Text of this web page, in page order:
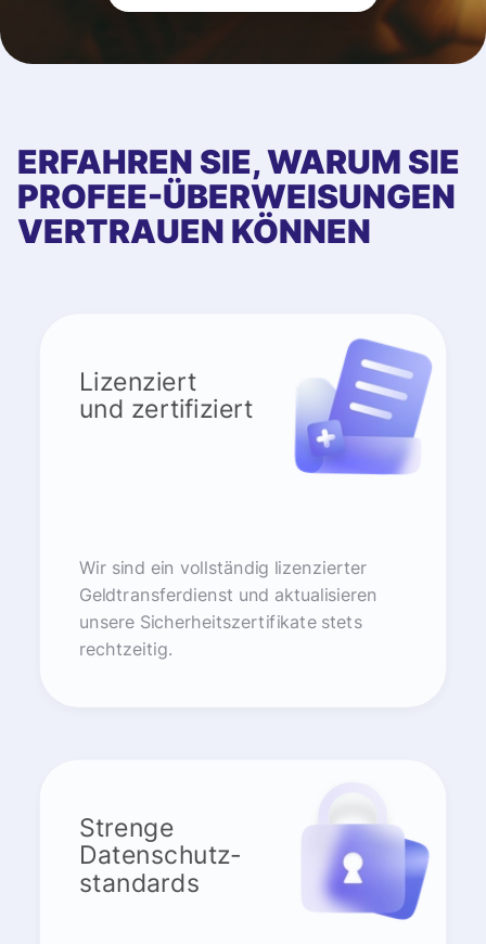
ERFAHREN SIE, WARUM SIE
PROFEE-ÜBERWEISUNGEN
VERTRAUEN KÖNNEN
Lizenziert
und zertifiziert
Wir sind ein vollständig lizenzierter
Geldtransferdienst und aktualisieren
unsere Sicherheitszertifikate stets
rechtzeitig.
Strenge
Datenschutz-
standards